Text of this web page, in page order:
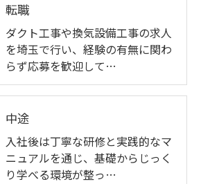
転職
ダクト工事や換気設備工事の求人
を埼玉で行い、経験の有無に関わ
らず応募を歓迎して…
中途
入社後は丁寧な研修と実践的なマ
ニュアルを通じ、基礎からじっく
り学べる環境が整っ…
お問い合わせはこちら